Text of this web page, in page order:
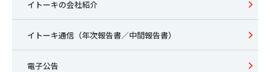
イトーキの会社紹介
イトーキ通信（年次報告書／中間報告書）
電子公告